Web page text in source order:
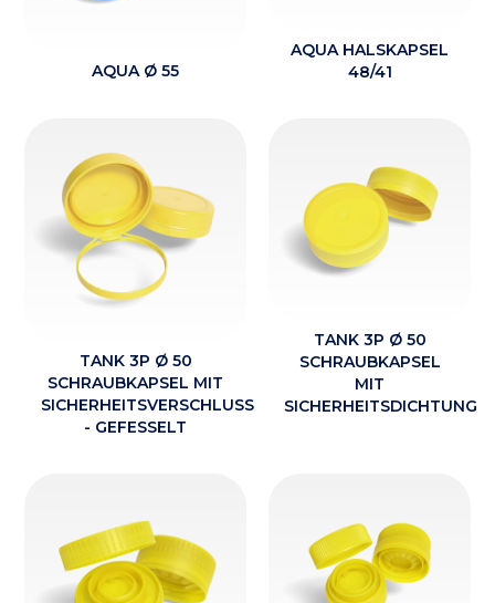
AQUA Ø 55
AQUA HALSKAPSEL
48/41
TANK 3P Ø 50
SCHRAUBKAPSEL MIT
SICHERHEITSVERSCHLUSS
- GEFESSELT
TANK 3P Ø 50
SCHRAUBKAPSEL
MIT
SICHERHEITSDICHTUNG